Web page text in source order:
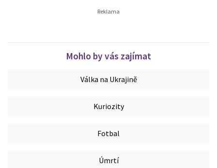
Mohlo by vás zajímat
Válka na Ukrajině
Kuriozity
Fotbal
Úmrtí